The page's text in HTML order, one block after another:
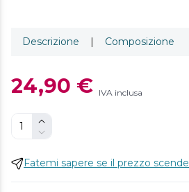
Descrizione | Composizione
24,90 € IVA inclusa
Fatemi sapere se il prezzo scende